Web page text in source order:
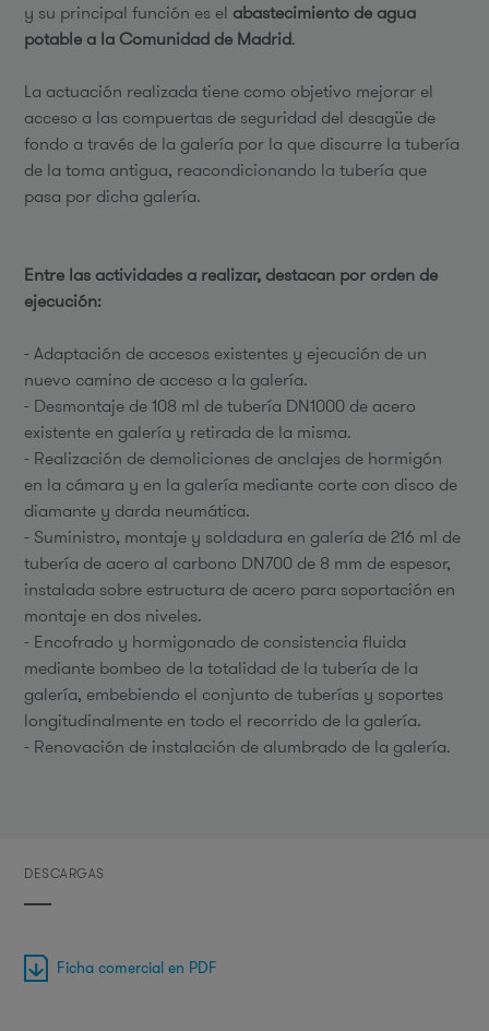
y su principal función es el abastecimiento de agua
potable a la Comunidad de Madrid.
La actuación realizada tiene como objetivo mejorar el
acceso a las compuertas de seguridad del desagüe de
fondo a través de la galería por la que discurre la tubería
de la toma antigua, reacondicionando la tubería que
pasa por dicha galería.
Entre las actividades a realizar, destacan por orden de
ejecución:
- ​Adaptación de accesos existentes y ejecución de un
nuevo camino de acceso a la galería.
- Desmontaje de 108 ml de tubería DN1000 de acero
existente en galería y retirada de la misma.
- Realización de demoliciones de anclajes de hormigón
en la cámara y en la galería mediante corte con disco de
diamante y darda neumática.
- Suministro, montaje y soldadura en galería de 216 ml de
tubería de acero al carbono DN700 de 8 mm de espesor,
instalada sobre estructura de acero para soportación en
montaje en dos niveles.
- Encofrado y hormigonado de consistencia fluida
mediante bombeo de la totalidad de la tubería de la
galería, embebiendo el conjunto de tuberías y soportes
longitudinalmente en todo el recorrido de la galería.
- Renovación de instalación de alumbrado de la galería.
DESCARGAS
Ficha comercial en PDF